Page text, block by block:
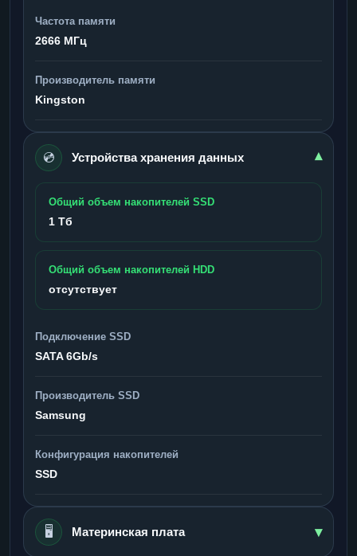
Частота памяти
2666 МГц
Производитель памяти
Kingston
💿 Устройства хранения данных ▾
Общий объем накопителей SSD
1 Тб
Общий объем накопителей HDD
отсутствует
Подключение SSD
SATA 6Gb/s
Производитель SSD
Samsung
Конфигурация накопителей
SSD
🖥️ Материнская плата ▾